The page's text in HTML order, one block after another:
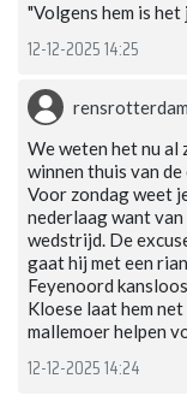
"Volgens hem is
12-12-2025 14:25
rensrotterdam
We weten het nu al
winnen thuis van
Voor zondag weet
nederlaag want
wedstrijd. De
gaat hij met een
Feyenoord
Kloese laat hem
mallemoer helpen
12-12-2025 14:24